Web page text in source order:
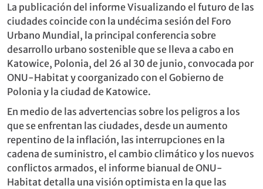
La publicación del informe Visualizando el futuro de las
ciudades coincide con la undécima sesión del Foro
Urbano Mundial, la principal conferencia sobre
desarrollo urbano sostenible que se lleva a cabo en
Katowice, Polonia, del 26 al 30 de junio, convocada por
ONU-Habitat y coorganizado con el Gobierno de
Polonia y la ciudad de Katowice.
En medio de las advertencias sobre los peligros a los
que se enfrentan las ciudades, desde un aumento
repentino de la inﬂación, las interrupciones en la
cadena de suministro, el cambio climático y los nuevos
conﬂictos armados, el informe bianual de ONU-
Habitat detalla una visión optimista en la que las